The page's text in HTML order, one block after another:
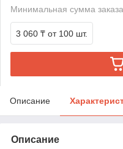
Минимальная сумма
3 060 ₸ от 100 шт.
Описание
Описание